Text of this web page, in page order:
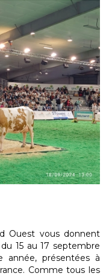
Ouest vous donnent
15 au 17 septembre
année, présentées à
Comme tous les